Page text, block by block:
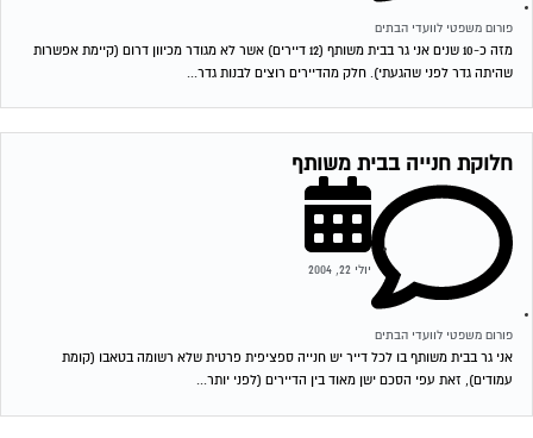
פורום משפטי לוועדי הבתים
מזה כ-10 שנים אני גר בבית משותף (12 דיירים) אשר לא מגודר מכיוון דרום (קיימת אפשרות
שהיתה גדר לפני שהגעתי). חלק מהדיירים רוצים לבנות גדר...
חלוקת חנייה בבית משותף
פורום משפטי לוועדי הבתים
יולי 22, 2004
אני גר בבית משותף בו לכל דייר יש חנייה ספציפית פרטית שלא רשומה בטאבו (קומת
עמודים), זאת עפי הסכם ישן מאוד בין הדיירים (לפני יותר...